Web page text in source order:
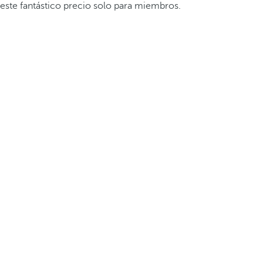
este fantástico precio solo para miembros.